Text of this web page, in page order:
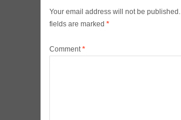
Your email address will not be published.
fields are marked *
Comment*